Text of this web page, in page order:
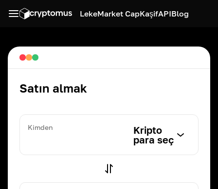
LekeMarket CapKaşifAPIBlog
Satın almak
Kimden
Kripto
para seç